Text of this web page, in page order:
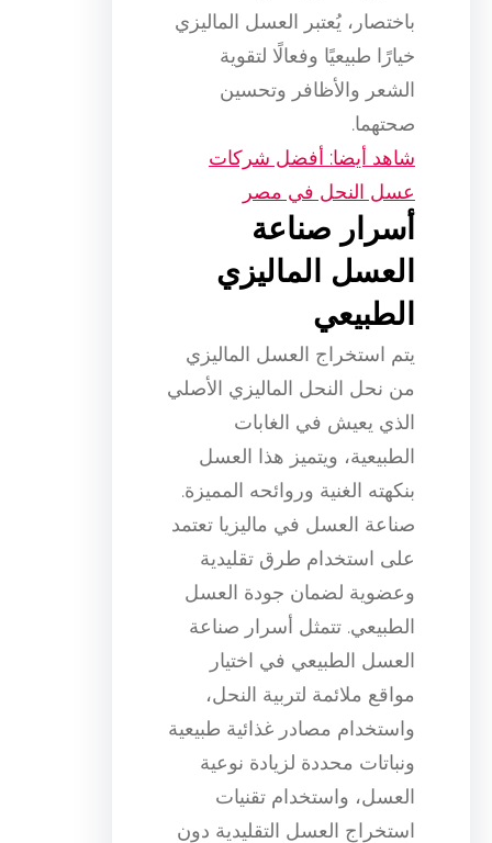
باختصار، يُعتبر العسل الماليزي
خيارًا طبيعيًا وفعالًا لتقوية
الشعر والأظافر وتحسين
صحتهما.
شاهد أيضا: أفضل شركات
عسل النحل في مصر
أسرار صناعة
العسل الماليزي
الطبيعي
يتم استخراج العسل الماليزي
من نحل النحل الماليزي الأصلي
الذي يعيش في الغابات
الطبيعية، ويتميز هذا العسل
بنكهته الغنية وروائحه المميزة.
صناعة العسل في ماليزيا تعتمد
على استخدام طرق تقليدية
وعضوية لضمان جودة العسل
الطبيعي. تتمثل أسرار صناعة
العسل الطبيعي في اختيار
مواقع ملائمة لتربية النحل،
واستخدام مصادر غذائية طبيعية
ونباتات محددة لزيادة نوعية
العسل، واستخدام تقنيات
استخراج العسل التقليدية دون